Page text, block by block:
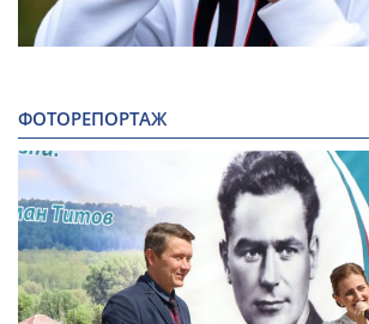
ФОТОРЕПОРТАЖ